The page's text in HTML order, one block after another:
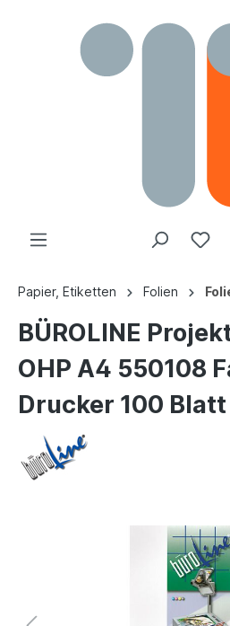
Papier, Etiketten Folien
BÜROLINE
OHP A4 550108
Drucker 100 Blatt